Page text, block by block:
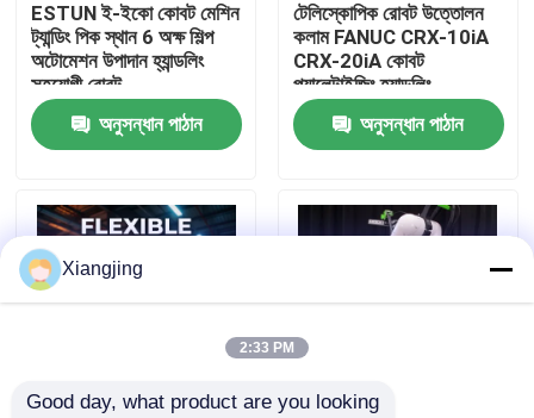
কারখানা ভ্রমণ
মান নিয়ন্ত্রণ
ব্লগ
শিল্প রোবট হাত
ESTUN ই-ইকো কোবট মেশিন
ট্যান্ডিং পিক স্থান 6 অক্ষ শিল্প
অটোমেশন উপাদান হ্যান্ডলিং
সহযোগী রোবট
অনুসন্ধান পাঠান
টেলিস্কোপিক রোবট উত্তোলন
কলাম FANUC CRX-10iA
CRX-20iA কোবট
প্যালেটাইজিং হ্যান্ডলিং
সহযোগিতামূলক রোবট
অনুসন্ধান পাঠান
Xiangjing
2:33 PM
Good day, what product are you looking